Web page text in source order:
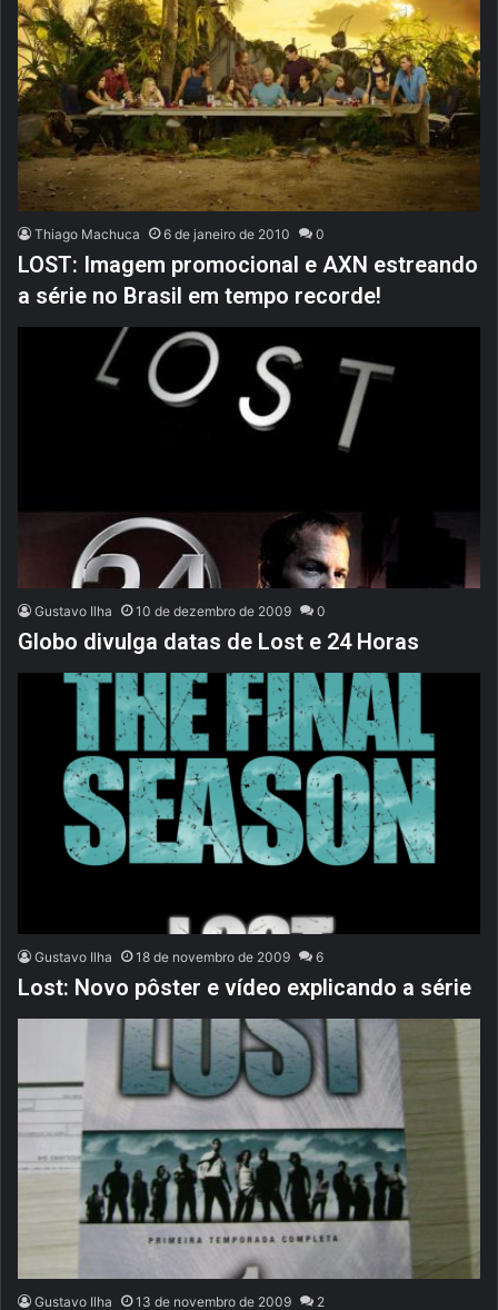
Thiago Machuca 6 de janeiro de 2010 0
LOST: Imagem promocional e AXN estreando
a série no Brasil em tempo recorde!
Gustavo Ilha 10 de dezembro de 2009 0
Globo divulga datas de Lost e 24 Horas
Gustavo Ilha 18 de novembro de 2009 6
Lost: Novo pôster e vídeo explicando a série
Gustavo Ilha 13 de novembro de 2009 2